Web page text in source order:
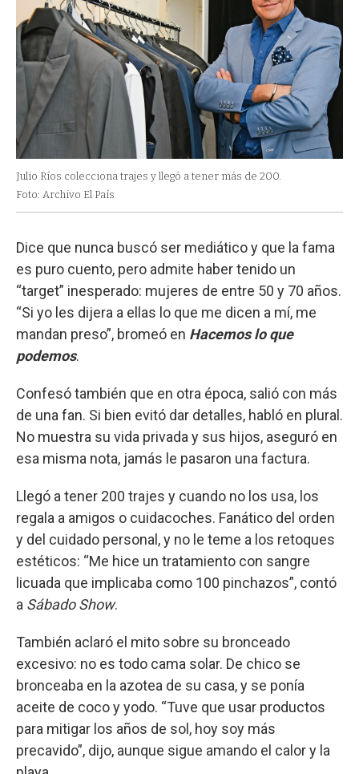
Julio Ríos colecciona trajes y llegó a tener más de 200.
Foto: Archivo El País
Dice que nunca buscó ser mediático y que la fama
es puro cuento, pero admite haber tenido un
“target” inesperado: mujeres de entre 50 y 70 años.
“Si yo les dijera a ellas lo que me dicen a mí, me
mandan preso”, bromeó en Hacemos lo que
podemos.
Confesó también que en otra época, salió con más
de una fan. Si bien evitó dar detalles, habló en plural.
No muestra su vida privada y sus hijos, aseguró en
esa misma nota, jamás le pasaron una factura.
Llegó a tener 200 trajes y cuando no los usa, los
regala a amigos o cuidacoches. Fanático del orden
y del cuidado personal, y no le teme a los retoques
estéticos: “Me hice un tratamiento con sangre
licuada que implicaba como 100 pinchazos”, contó
a Sábado Show.
También aclaró el mito sobre su bronceado
excesivo: no es todo cama solar. De chico se
bronceaba en la azotea de su casa, y se ponía
aceite de coco y yodo. “Tuve que usar productos
para mitigar los años de sol, hoy soy más
precavido”, dijo, aunque sigue amando el calor y la